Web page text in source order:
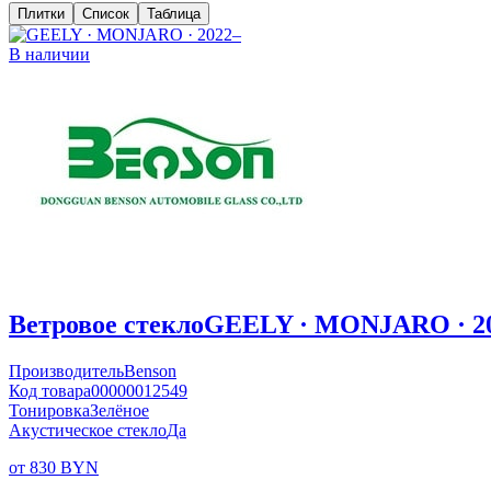
Плитки Список Таблица
В наличии
Ветровое стеклоGEELY · MONJARO ·
ПроизводительBenson
Код товара00000012549
ТонировкаЗелёное
Акустическое стеклоДа
от 830 BYN